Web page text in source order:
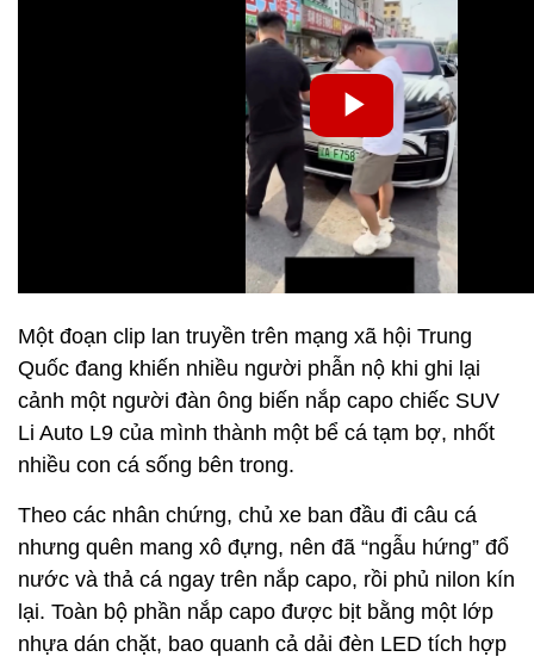
Một đoạn clip lan truyền trên mạng xã hội Trung
Quốc đang khiến nhiều người phẫn nộ khi ghi lại
cảnh một người đàn ông biến nắp capo chiếc SUV
Li Auto L9 của mình thành một bể cá tạm bợ, nhốt
nhiều con cá sống bên trong.
Theo các nhân chứng, chủ xe ban đầu đi câu cá
nhưng quên mang xô đựng, nên đã “ngẫu hứng” đổ
nước và thả cá ngay trên nắp capo, rồi phủ nilon kín
lại. Toàn bộ phần nắp capo được bịt bằng một lớp
nhựa dán chặt, bao quanh cả dải đèn LED tích hợp